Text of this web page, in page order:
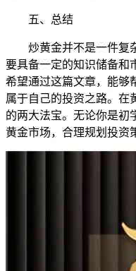
五、总结
炒黄金并不是一件复
要具备一定的知识储备和
希望通过这篇文章，能够
属于自己的投资之路。在
的两大法宝。无论你是初
黄金市场，合理规划投资